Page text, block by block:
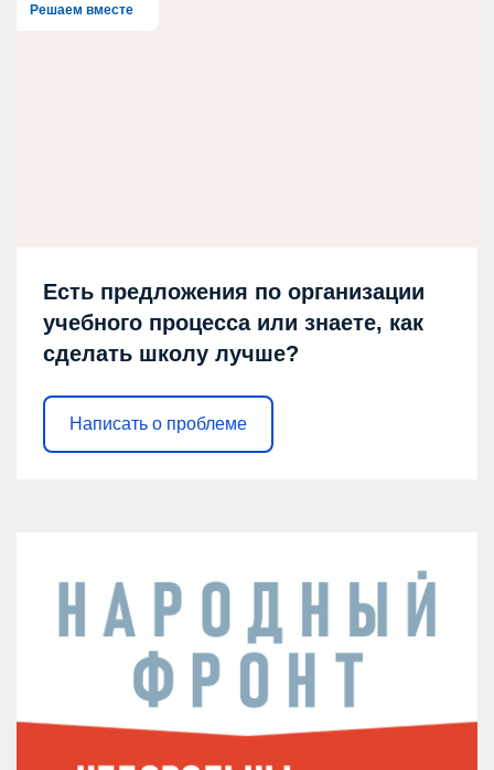
Решаем вместе
Есть предложения по организации
учебного процесса или знаете, как
сделать школу лучше?
Написать о проблеме